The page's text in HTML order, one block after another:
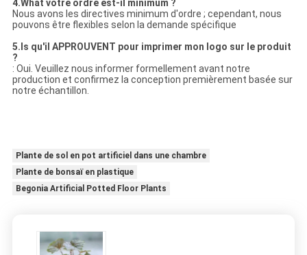
4.What votre ordre est-il minimum ?
Nous avons les directives minimum d'ordre ; cependant, nous
pouvons être flexibles selon la demande spécifique
5.Is qu'il APPROUVENT pour imprimer mon logo sur le produit
?
: Oui. Veuillez nous informer formellement avant notre
production et confirmez la conception premièrement basée sur
notre échantillon.
Plante de sol en pot artificiel dans une chambre
Plante de bonsaï en plastique
Begonia Artificial Potted Floor Plants